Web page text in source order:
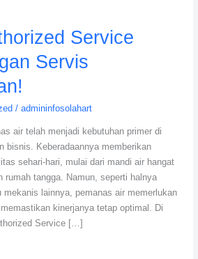
Service
Servis
/ admininfosolahart
air telah menjadi kebutuhan primer di
bisnis. Keberadaannya memberikan
sehari-hari, mulai dari mandi air hangat
rumah tangga. Namun, seperti halnya
mekanis lainnya, pemanas air memerlukan
kinerjanya tetap optimal. Di
Service […]